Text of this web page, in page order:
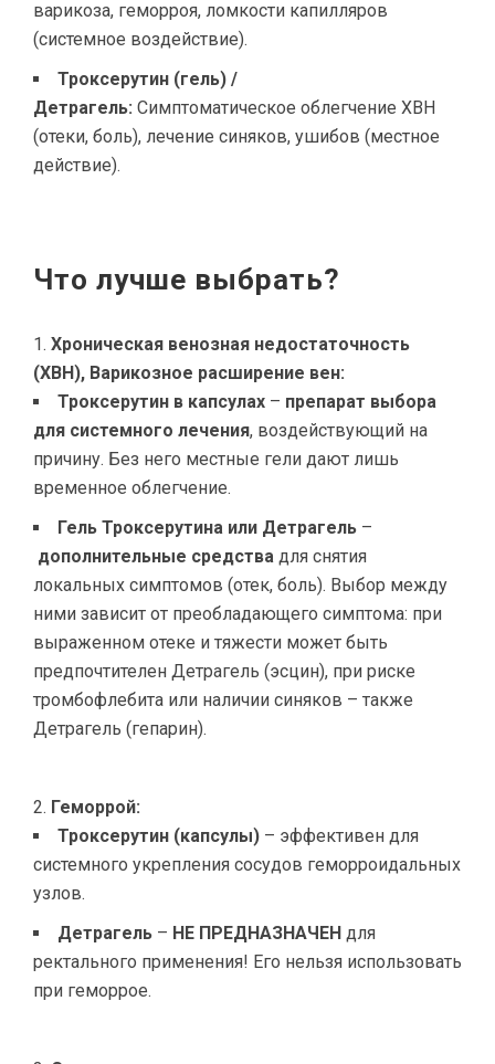
варикоза, геморроя, ломкости капилляров
(системное воздействие).
Троксерутин (гель) /
Детрагель: Симптоматическое облегчение ХВН
(отеки, боль), лечение синяков, ушибов (местное
действие).
Что лучше выбрать?
Хроническая венозная недостаточность
(ХВН), Варикозное расширение вен:
Троксерутин в капсулах – препарат выбора
для системного лечения, воздействующий на
причину. Без него местные гели дают лишь
временное облегчение.
Гель Троксерутина или Детрагель –
дополнительные средства для снятия
локальных симптомов (отек, боль). Выбор между
ними зависит от преобладающего симптома: при
выраженном отеке и тяжести может быть
предпочтителен Детрагель (эсцин), при риске
тромбофлебита или наличии синяков – также
Детрагель (гепарин).
Геморрой:
Троксерутин (капсулы) – эффективен для
системного укрепления сосудов геморроидальных
узлов.
Детрагель – НЕ ПРЕДНАЗНАЧЕН для
ректального применения! Его нельзя использовать
при геморрое.